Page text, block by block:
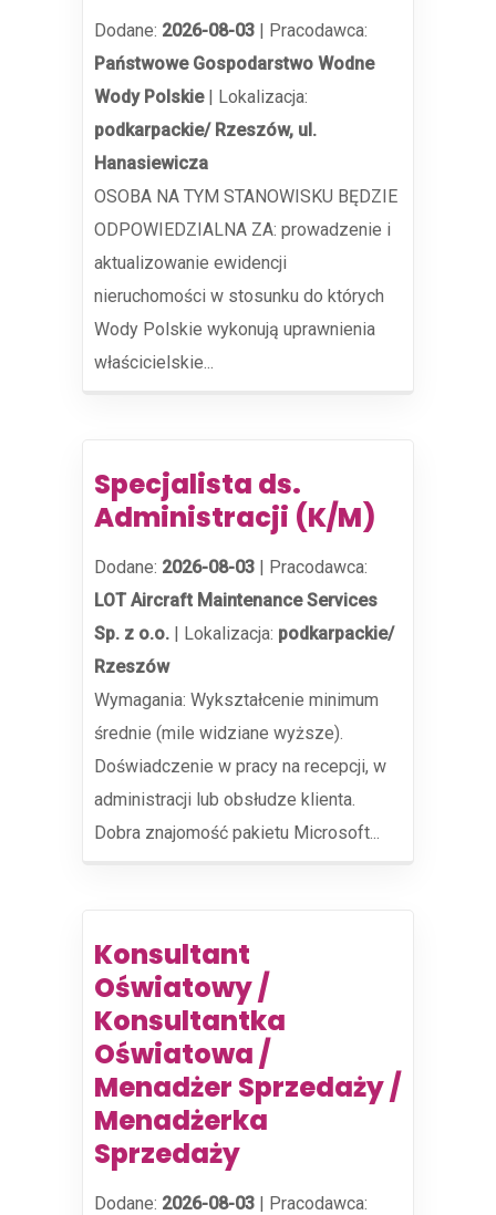
Dodane: 2026-08-03 | Pracodawca:
Państwowe Gospodarstwo Wodne
Wody Polskie| Lokalizacja:
podkarpackie/ Rzeszów, ul.
Hanasiewicza
OSOBA NA TYM STANOWISKU BĘDZIE
ODPOWIEDZIALNA ZA: prowadzenie i
aktualizowanie ewidencji
nieruchomości w stosunku do których
Wody Polskie wykonują uprawnienia
właścicielskie...
Specjalista ds.
Administracji (K/M)
Dodane: 2026-08-03 | Pracodawca:
LOT Aircraft Maintenance Services
Sp. z o.o. | Lokalizacja: podkarpackie/
Rzeszów
Wymagania: Wykształcenie minimum
średnie (mile widziane wyższe).
Doświadczenie w pracy na recepcji, w
administracji lub obsłudze klienta.
Dobra znajomość pakietu Microsoft...
Konsultant
Oświatowy /
Konsultantka
Oświatowa /
Menadżer Sprzedaży /
Menadżerka
Sprzedaży
Dodane: 2026-08-03 | Pracodawca: